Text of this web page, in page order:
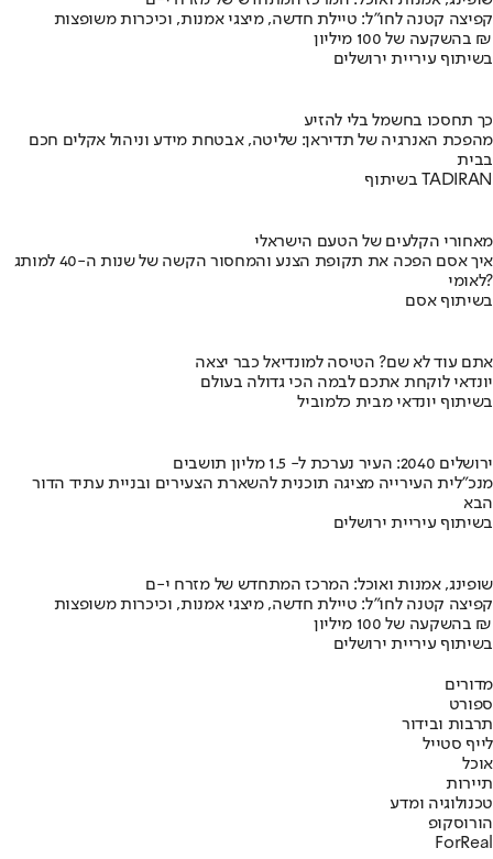
קפיצה קטנה לחו"ל: טיילת חדשה, מיצגי אמנות, וכיכרות משופצות
בהשקעה של 100 מיליון ₪
בשיתוף עיריית ירושלים
כך תחסכו בחשמל בלי להזיע
מהפכת האנרגיה של תדיראן: שליטה, אבטחת מידע וניהול אקלים חכם
בבית
בשיתוף TADIRAN
מאחורי הקלעים של הטעם הישראלי
איך אסם הפכה את תקופת הצנע והמחסור הקשה של שנות ה-40 למותג
לאומי?
בשיתוף אסם
אתם עוד לא שם? הטיסה למונדיאל כבר יצאה
יונדאי לוקחת אתכם לבמה הכי גדולה בעולם
בשיתוף יונדאי מבית כלמוביל
ירושלים 2040: העיר נערכת ל- 1.5 מליון תושבים
מנכ"לית העירייה מציגה תוכנית להשארת הצעירים ובניית עתיד הדור
הבא
בשיתוף עיריית ירושלים
שופינג, אמנות ואוכל: המרכז המתחדש של מזרח י-ם
קפיצה קטנה לחו"ל: טיילת חדשה, מיצגי אמנות, וכיכרות משופצות
בהשקעה של 100 מיליון ₪
בשיתוף עיריית ירושלים
מדורים
ספורט
תרבות ובידור
לייף סטייל
אוכל
תיירות
טכנולוגיה ומדע
הורוסקופ
ForReal